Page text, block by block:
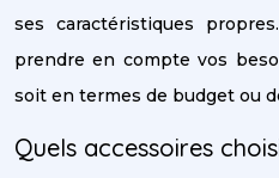
ses caractéristiques
prendre en compte vos
soit en termes de budget ou
Quels accessoires